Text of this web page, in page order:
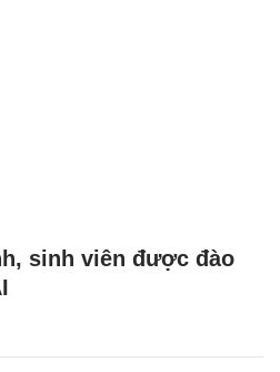
sinh viên được đào